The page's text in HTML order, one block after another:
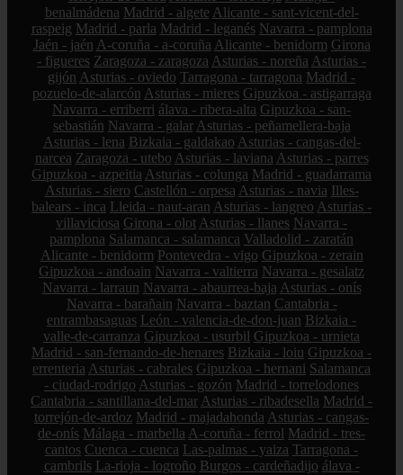
benalmádena Madrid - algete Alicante - sant-vicent-del-
raspeig Madrid - parla Madrid - leganés Navarra - pamplona
Jaén - jaén A-coruña - a-coruña Alicante - benidorm Girona
- figueres Zaragoza - zaragoza Asturias - noreña Asturias -
gijón Asturias - oviedo Tarragona - tarragona Madrid -
pozuelo-de-alarcón Asturias - mieres Gipuzkoa - astigarraga
Navarra - erriberri álava - ribera-alta Gipuzkoa - san-
sebastián Navarra - galar Asturias - peñamellera-baja
Asturias - lena Bizkaia - galdakao Asturias - cangas-del-
narcea Zaragoza - utebo Asturias - laviana Asturias - parres
Gipuzkoa - azpeitia Asturias - colunga Madrid - guadarrama
Asturias - siero Castellón - orpesa Asturias - navia Illes-
balears - inca Lleida - naut-aran Asturias - langreo Asturias -
villaviciosa Girona - olot Asturias - llanes Navarra -
pamplona Salamanca - salamanca Valladolid - zaratán
Alicante - benidorm Pontevedra - vigo Gipuzkoa - zerain
Gipuzkoa - andoain Navarra - valtierra Navarra - gesalatz
Navarra - larraun Navarra - abaurrea-baja Asturias - onís
Navarra - barañain Navarra - baztan Cantabria -
entrambasaguas León - valencia-de-don-juan Bizkaia -
valle-de-carranza Gipuzkoa - usurbil Gipuzkoa - urnieta
Madrid - san-fernando-de-henares Bizkaia - loiu Gipuzkoa -
errenteria Asturias - cabrales Gipuzkoa - hernani Salamanca
- ciudad-rodrigo Asturias - gozón Madrid - torrelodones
Cantabria - santillana-del-mar Asturias - ribadesella Madrid -
torrejón-de-ardoz Madrid - majadahonda Asturias - cangas-
de-onís Málaga - marbella A-coruña - ferrol Madrid - tres-
cantos Cuenca - cuenca Las-palmas - yaiza Tarragona -
cambrils La-rioja - logroño Burgos - cardeñadijo álava -